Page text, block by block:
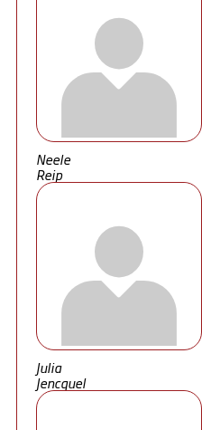
Neele
Reip
Julia
Jencquel